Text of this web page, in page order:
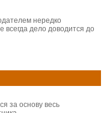
нередко
всегда дело доводится до
за основу весь